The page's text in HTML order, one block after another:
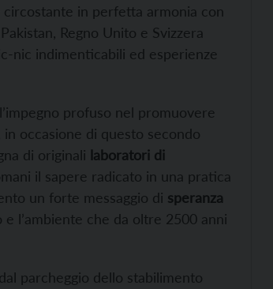
in perfetta armonia con
Regno Unito e Svizzera
nic indimenticabili ed esperienze
profuso nel promuovere
occasione di questo secondo
di originali laboratori di
il sapere radicato in una pratica
un forte messaggio di speranza
e l’ambiente che da oltre 2500 anni
parcheggio dello stabilimento